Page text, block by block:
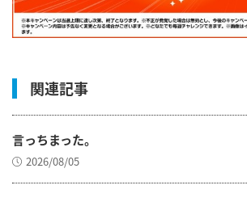
関連記事
言っちまった。
2026/08/05